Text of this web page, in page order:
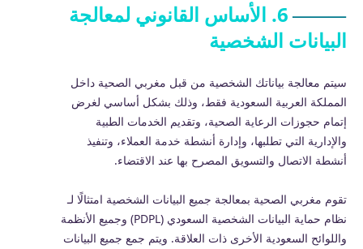
6. الأساس القانوني لمعالجة
البيانات الشخصية
سيتم معالجة بياناتك الشخصية من قبل مغربي الصحية داخل
المملكة العربية السعودية فقط، وذلك بشكل أساسي لغرض
إتمام حجوزات الرعاية الصحية، وتقديم الخدمات الطبية
والإدارية التي تطلبها، وإدارة أنشطة خدمة العملاء، وتنفيذ
أنشطة الاتصال والتسويق المصرح بها عند الاقتضاء.
تقوم مغربي الصحية بمعالجة جميع البيانات الشخصية امتثالًا لـ
نظام حماية البيانات الشخصية السعودي (PDPL) وجميع الأنظمة
واللوائح السعودية الأخرى ذات العلاقة. ويتم جمع جميع البيانات